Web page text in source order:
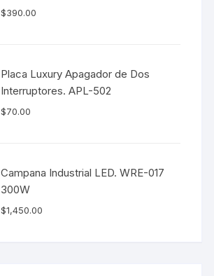
$390.00
Placa Luxury Apagador de Dos
Interruptores. APL-502
$70.00
Campana Industrial LED. WRE-017
300W
$1,450.00